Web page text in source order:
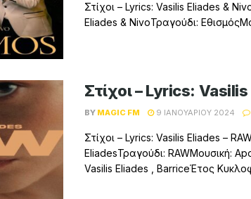
Στίχοι – Lyrics: Vasilis Eliades &
Eliades & NivoΤραγούδι:
Στίχοι – Lyrics:
BY MAGIC FM 9 ΙΑΝΟΥΑΡΊΟΥ 2024
Στίχοι – Lyrics: Vasilis Eliades –
EliadesΤραγούδι: RAWΜουσική:
Vasilis Eliades , BarriceΈτος